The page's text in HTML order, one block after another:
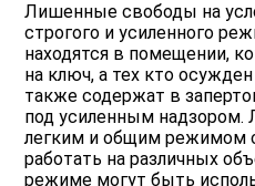
Лишенные свободы на
строгого и усиленного
находятся в помещении,
на ключ, а тех кто
также содержат в
под усиленным
легким и общим режимом
работать на различных
режиме могут быть